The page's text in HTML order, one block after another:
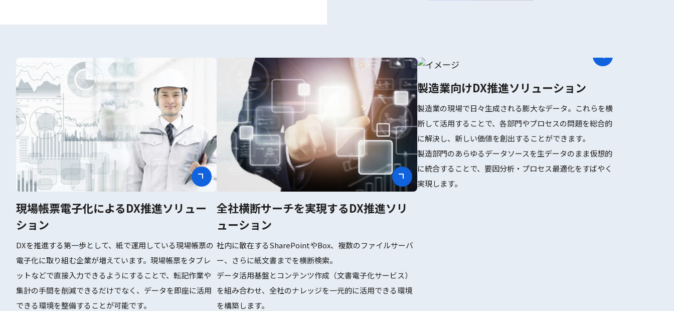
現場帳票電子化によるDX推進ソリュー
ション
DXを推進する第一歩として、紙で運用している現場帳票の
電子化に取り組む企業が増えています。現場帳票をタブレ
ットなどで直接入力できるようにすることで、転記作業や
集計の手間を削減できるだけでなく、データを即座に活用
できる環境を整備することが可能です。
全社横断サーチを実現するDX推進ソリ
ューション
社内に散在するSharePointやBox、複数のファイルサーバ
ー、さらに紙文書までを横断検索。
データ活用基盤とコンテンツ作成（文書電子化サービス）
を組み合わせ、全社のナレッジを一元的に活用できる環境
を構築します。
製造業向けDX推進ソリューション
製造業の現場で日々生成される膨大なデータ。これらを横
断して活用することで、各部門やプロセスの問題を総合的
に解決し、新しい価値を創出することができます。
製造部門のあらゆるデータソースを生データのまま仮想的
に統合することで、要因分析・プロセス最適化をすばやく
実現します。